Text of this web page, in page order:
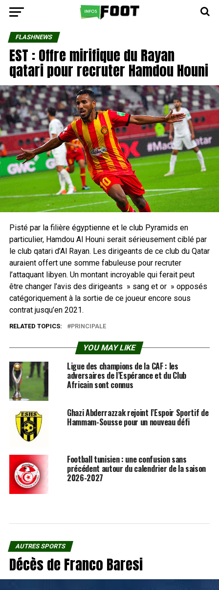
FLASHNEWS
EST : Offre mirifique du Rayan
qatari pour recruter Hamdou Houni
Pisté par la filière égyptienne et le club Pyramids en
particulier, Hamdou Al Houni serait sérieusement ciblé par
le club qatari d’Al Rayan. Les dirigeants de ce club du Qatar
auraient offert une somme fabuleuse pour recruter
l’attaquant libyen. Un montant incroyable qui ferait peut
être changer l’avis des dirigeants » sang et or » opposés
catégoriquement à la sortie de ce joueur encore sous
contrat jusqu’en 2021.
RELATED TOPICS: PRINCIPALE
YOU MAY LIKE
Ligue des champions de la CAF : les
adversaires de l’Espérance et du Club
Africain sont connus
Ghazi Abderrazzak rejoint l’Espoir Sportif de
Hammam-Sousse pour un nouveau défi
Football tunisien : une confusion sans
précédent autour du calendrier de la saison
2026-2027
AUTRES SPORTS
Décès de Franco Baresi